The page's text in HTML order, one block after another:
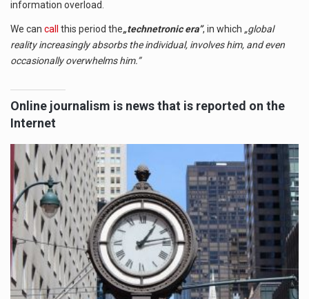
information overload.
We can call this period the„technetronic era”, in which „global
reality increasingly absorbs the individual, involves him, and even
occasionally overwhelms him.”
Online journalism is news that is reported on the
Internet